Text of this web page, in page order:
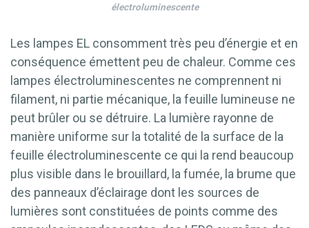
électroluminescente
Les lampes EL consomment très peu d’énergie et en
conséquence émettent peu de chaleur. Comme ces
lampes électroluminescentes ne comprennent ni
filament, ni partie mécanique, la feuille lumineuse ne
peut brûler ou se détruire. La lumière rayonne de
manière uniforme sur la totalité de la surface de la
feuille électroluminescente ce qui la rend beaucoup
plus visible dans le brouillard, la fumée, la brume que
des panneaux d’éclairage dont les sources de
lumières sont constituées de points comme des